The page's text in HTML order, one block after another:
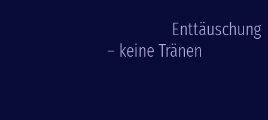
Enttäuschung
– keine Tränen